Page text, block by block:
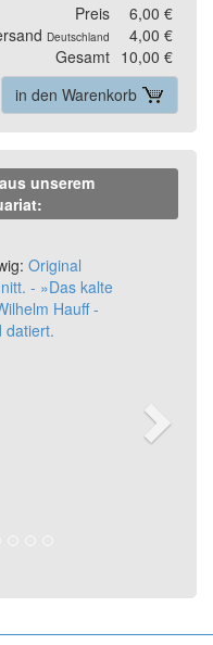
Preis
6,00 €
Deutschland
4,00 €
Gesamt 10,00 €
in den Warenkorb
unserem
Original
- »Das kalte
Hauff -
datiert.